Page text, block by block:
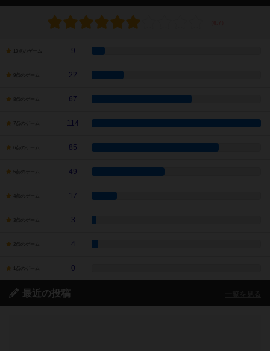
10点のゲーム 9
9点のゲーム 22
8点のゲーム 67
7点のゲーム 114
6点のゲーム 85
5点のゲーム 49
4点のゲーム 17
3点のゲーム 3
2点のゲーム 4
1点のゲーム 0
最近の投稿